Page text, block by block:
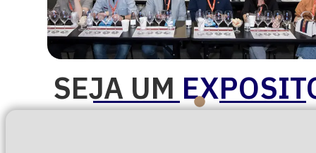
SEJA UM